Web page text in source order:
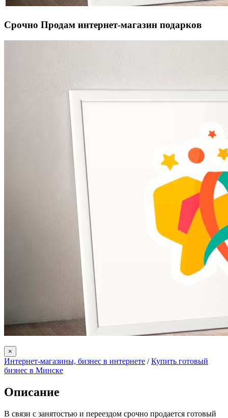
Срочно Продам интернет-магазин подарков
×
Интернет-магазины, бизнес в интернете /Купить готовый
бизнес в Минске
Описание
В связи с занятостью и переездом срочно продается готовый